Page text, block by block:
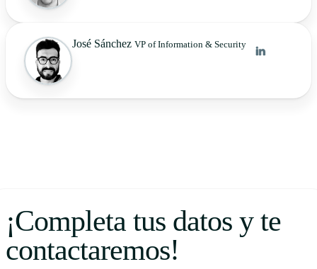
José Sánchez VP of Information & Security
¡Completa tus datos y te
contactaremos!